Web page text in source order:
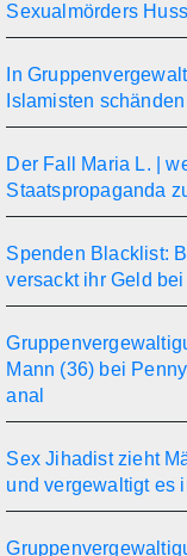
Sexualmörders
In
Islamisten
Der Fall Maria L. |
Staatspropaganda
Spenden Blacklist:
versackt ihr Geld
Mann (36) bei
anal
Sex Jihadist zieht
und vergewaltigt es